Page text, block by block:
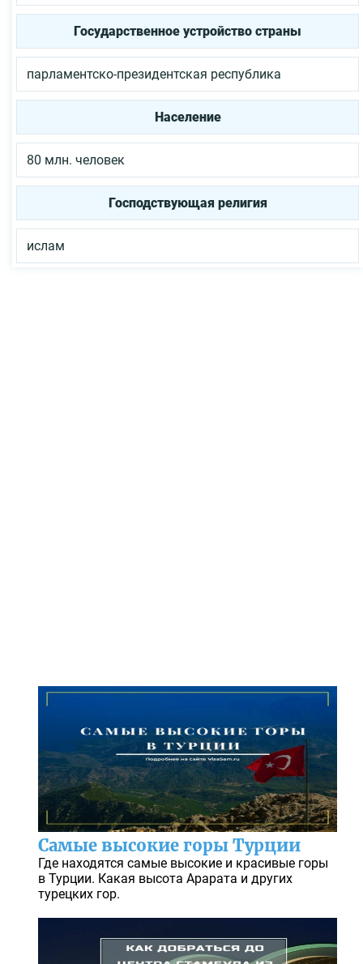
Государственное устройство страны
парламентско-президентская республика
Население
80 млн. человек
Господствующая религия
ислам
Самые высокие горы Турции
Где находятся самые высокие и красивые горы
в Турции. Какая высота Арарата и других
турецких гор.